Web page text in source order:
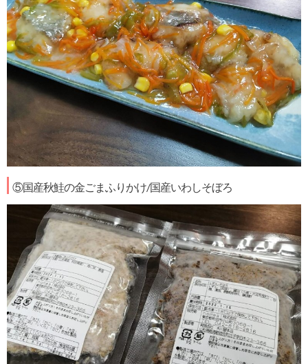
⑤国産秋鮭の金ごまふりかけ/国産いわしそぼろ